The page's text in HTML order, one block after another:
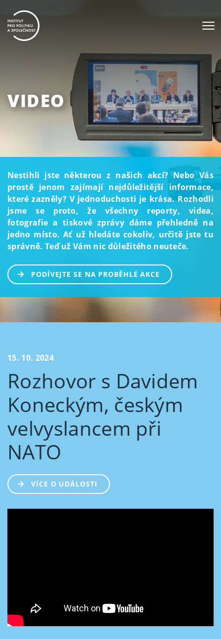
VIDEO
Nestihli jste některou z našich akcí? Nebo Vás
prostě jenom zajímají nejdůležitější informace,
které zazněly? V jednoduchosti je krása. Rozhodli
jsme se proto, že všechny reporty, videa,
fotografie a tiskové zprávy dáme přehledně na
jedno místo. Ať už hledáte cokoliv, určitě jste tu
správně. Teď už Vám nic důležitého neuteče.
PODÍVEJTE SE NA PROBĚHLÉ AKCE
15. 10. 2024
Rozhovor s Davidem
Koneckým, českým
velvyslancem při
NATO
VÍCE O UDÁLOSTI